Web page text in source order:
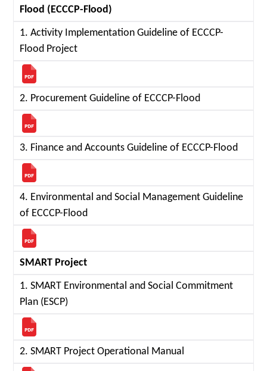
Flood (ECCCP-Flood)
1. Activity Implementation Guideline of ECCCP-
Flood Project
2. Procurement Guideline of ECCCP-Flood
3. Finance and Accounts Guideline of ECCCP-Flood
4. Environmental and Social Management Guideline
of ECCCP-Flood
SMART Project
1. SMART Environmental and Social Commitment
Plan (ESCP)
2. SMART Project Operational Manual